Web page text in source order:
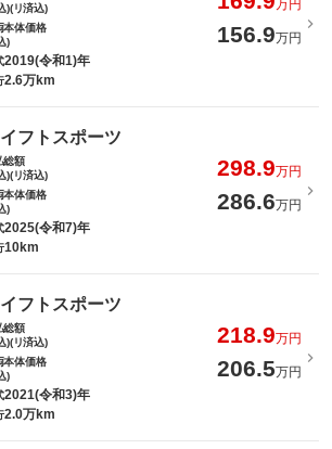
)(リ済込) 万円
本体価格
)
156.9万円
2019(令和1)年
2.6万km
フトスポーツ
総額
)(リ済込)
298.9万円
本体価格
)
286.6万円
2025(令和7)年
10km
フトスポーツ
総額
)(リ済込)
218.9万円
本体価格
)
206.5万円
2021(令和3)年
2.0万km